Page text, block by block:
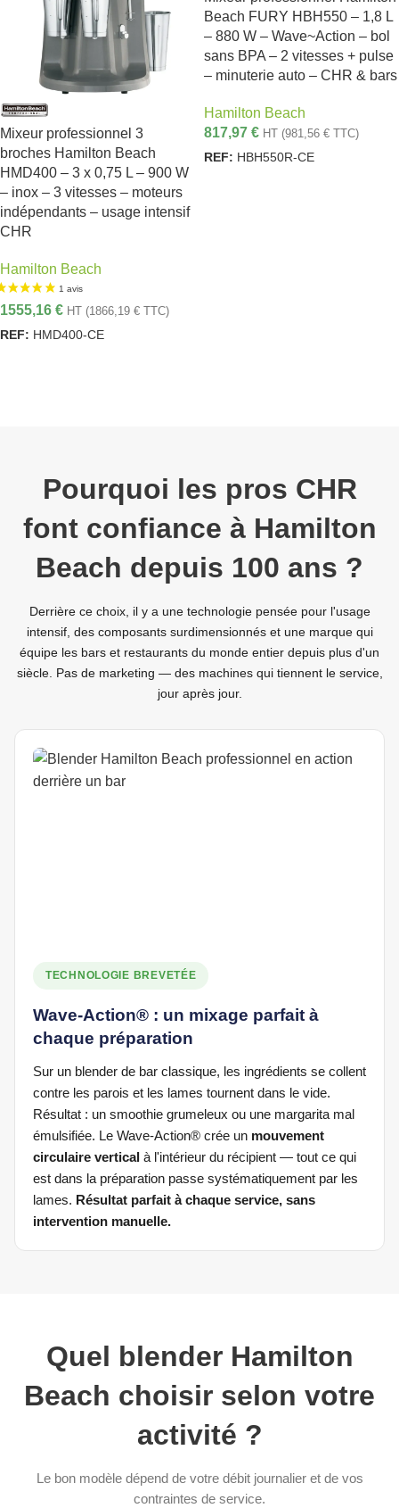
Mixeur professionnel 3
broches Hamilton Beach
HMD400 – 3 x 0,75 L – 900 W
– inox – 3 vitesses – moteurs
indépendants – usage intensif
CHR
Hamilton Beach
1555,16 € HT (1866,19 € TTC)
REF: HMD400-CE
Beach FURY HBH550 – 1,8 L
– 880 W – Wave~Action – bol
sans BPA – 2 vitesses + pulse
– minuterie auto – CHR & bars
Hamilton Beach
817,97 € HT (981,56 € TTC)
REF: HBH550R-CE
Pourquoi les pros CHR
font confiance à Hamilton
Beach depuis 100 ans ?
Derrière ce choix, il y a une technologie pensée pour l'usage
intensif, des composants surdimensionnés et une marque qui
équipe les bars et restaurants du monde entier depuis plus d'un
siècle. Pas de marketing — des machines qui tiennent le service,
jour après jour.
TECHNOLOGIE BREVETÉE
Wave-Action® : un mixage parfait à
chaque préparation
Sur un blender de bar classique, les ingrédients se collent
contre les parois et les lames tournent dans le vide.
Résultat : un smoothie grumeleux ou une margarita mal
émulsifiée. Le Wave-Action® crée un mouvement
circulaire vertical à l'intérieur du récipient — tout ce qui
est dans la préparation passe systématiquement par les
lames. Résultat parfait à chaque service, sans
intervention manuelle.
Quel blender Hamilton
Beach choisir selon votre
activité ?
Le bon modèle dépend de votre débit journalier et de vos
contraintes de service.